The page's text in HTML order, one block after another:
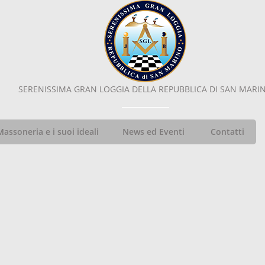
SERENISSIMA GRAN LOGGIA DELLA REPUBBLICA DI SAN
e i suoi ideali News ed Eventi Contatti